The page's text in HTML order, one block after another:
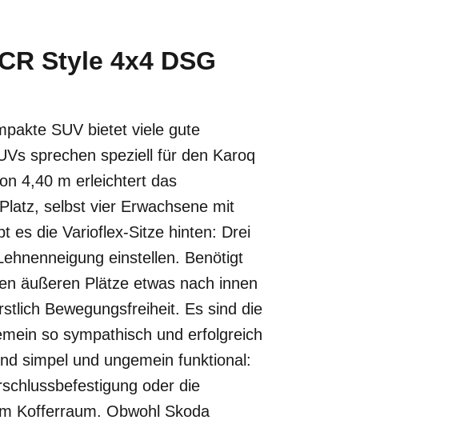
Style 4x4 DSG
SUV bietet viele gute
sprechen speziell für den Karoq
4,40 m erleichtert das
selbst vier Erwachsene mit
es die Varioflex-Sitze hinten: Drei
einstellen. Benötigt
äußeren Plätze etwas nach innen
Bewegungsfreiheit. Es sind die
so sympathisch und erfolgreich
simpel und ungemein funktional:
oder die
Kofferraum. Obwohl Skoda